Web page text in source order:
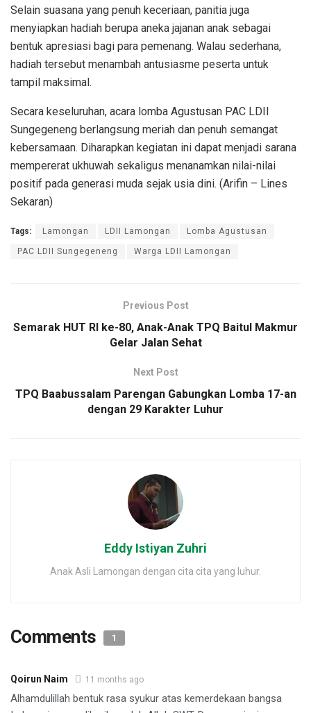
Selain suasana yang penuh keceriaan, panitia juga
menyiapkan hadiah berupa aneka jajanan anak sebagai
bentuk apresiasi bagi para pemenang. Walau sederhana,
hadiah tersebut menambah antusiasme peserta untuk
tampil maksimal.
Secara keseluruhan, acara lomba Agustusan PAC LDII
Sungegeneng berlangsung meriah dan penuh semangat
kebersamaan. Diharapkan kegiatan ini dapat menjadi sarana
mempererat ukhuwah sekaligus menanamkan nilai-nilai
positif pada generasi muda sejak usia dini. (Arifin – Lines
Sekaran)
Tags: Lamongan LDII Lamongan Lomba Agustusan
PAC LDII Sungegeneng Warga LDII Lamongan
Previous Post
Semarak HUT RI ke-80, Anak-Anak TPQ Baitul Makmur
Gelar Jalan Sehat
Next Post
TPQ Baabussalam Parengan Gabungkan Lomba 17-an
dengan 29 Karakter Luhur
Eddy Istiyan Zuhri
Anak Asli Lamongan dengan cita cita yang luhur.
Comments 1
Qoirun Naim 11 months ago
Alhamdulillah bentuk rasa syukur atas kemerdekaan bangsa